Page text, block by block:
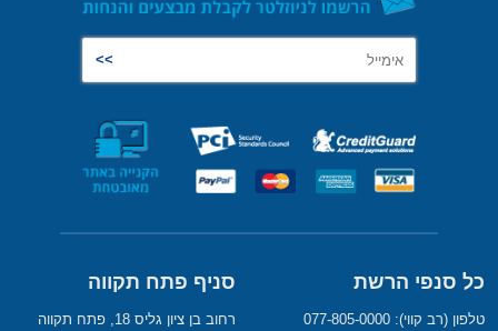
כל סנפי הרשת
טלפון (רב קווי): 077-805-0000
סניף פתח תקווה
רחוב בן ציון גליס 18, פתח תקווה